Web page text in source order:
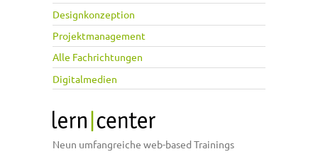
Designkonzeption
Projektmanagement
Alle Fachrichtungen
Digitalmedien
Neun umfangreiche web-based Trainings